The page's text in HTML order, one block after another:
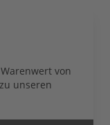
von
unseren